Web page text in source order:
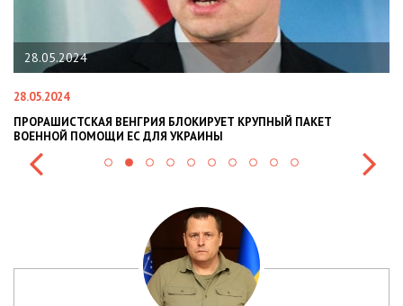
28.05.2024
28.05.2024
ПРОРАШИСТСКАЯ ВЕНГРИЯ БЛОКИРУЕТ КРУПНЫЙ ПАКЕТ
ВОЕННОЙ ПОМОЩИ ЕС ДЛЯ УКРАИНЫ